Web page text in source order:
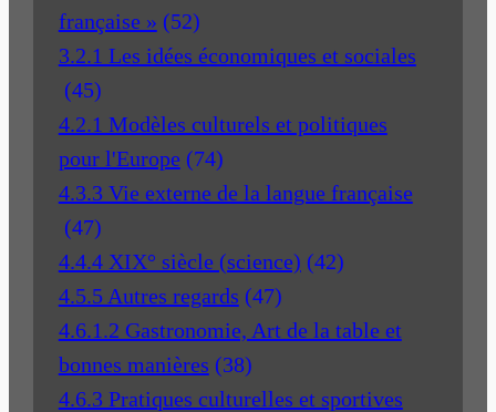
française » (52)
3.2.1 Les idées économiques et sociales
(45)
4.2.1 Modèles culturels et politiques
pour l'Europe (74)
4.3.3 Vie externe de la langue française
(47)
4.4.4 XIX° siècle (science) (42)
4.5.5 Autres regards (47)
4.6.1.2 Gastronomie, Art de la table et
bonnes manières (38)
4.6.3 Pratiques culturelles et sportives